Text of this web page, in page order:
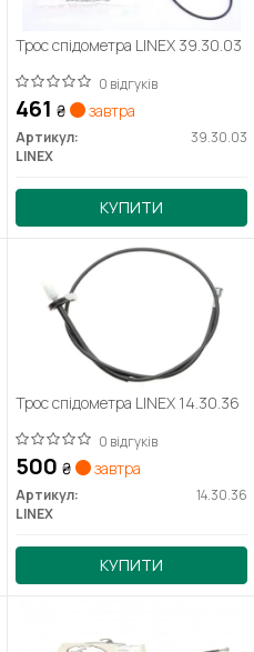
Трос спідометра LINEX 39.30.03
0 відгуків
461 ₴ завтра
Артикул:
39.30.03
LINEX
КУПИТИ
Трос спідометра LINEX 14.30.36
0 відгуків
500 ₴ завтра
Артикул:
14.30.36
LINEX
КУПИТИ